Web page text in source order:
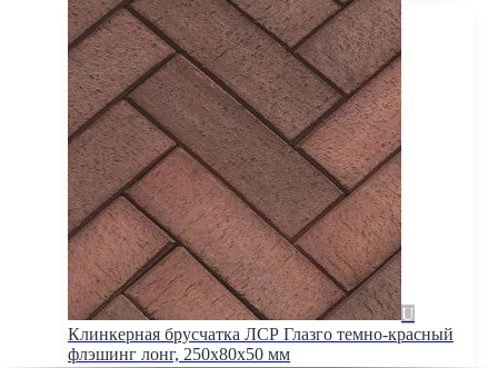
Клинкерная брусчатка ЛСР Глазго темно-красный
флэшинг лонг, 250x80x50 мм